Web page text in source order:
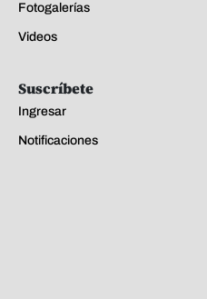
Fotogalerías
Videos
Suscríbete
Ingresar
Notificaciones